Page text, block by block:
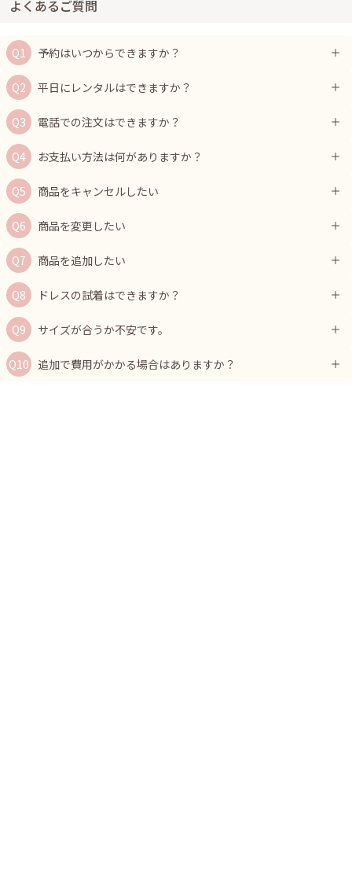
よくあるご質問
予約はいつからできますか？
平日にレンタルはできますか？
電話での注文はできますか？
お支払い方法は何がありますか？
商品をキャンセルしたい
商品を変更したい
商品を追加したい
ドレスの試着はできますか？
サイズが合うか不安です。
追加で費用がかかる場合はありますか？